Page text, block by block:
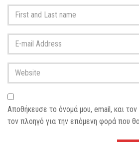
First
and
Last
name*
mail
Address*
Website
Αποθήκευσε το όνομά μου, email, και
τον πλοηγό για την επόμενη φορά που